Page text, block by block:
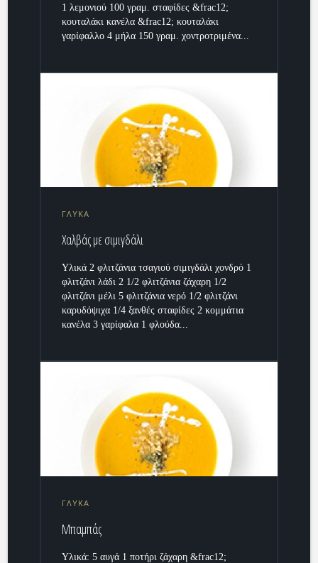
1 λεμονιού 100 γραμ. σταφίδες &frac12;
κουταλάκι κανέλα &frac12; κουταλάκι
γαρίφαλλο 4 μήλα 150 γραμ. χοντροτριμένα...
ΓΛΥΚΑ
Χαλβάς με σιμιγδάλι
Υλικά 2 φλιτζάνια τσαγιού σιμιγδάλι χονδρό 1
φλιτζάνι λάδι 2 1/2 φλιτζάνια ζάχαρη 1/2
φλιτζάνι μέλι 5 φλιτζάνια νερό 1/2 φλιτζάνι
καρυδόψιχα 1/4 ξανθές σταφίδες 2 κομμάτια
κανέλα 3 γαρίφαλα 1 φλούδα...
ΓΛΥΚΑ
Μπαμπάς
Υλικά: 5 αυγά 1 ποτήρι ζάχαρη &frac12;